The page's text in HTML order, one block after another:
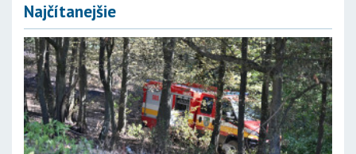
Najčítanejšie